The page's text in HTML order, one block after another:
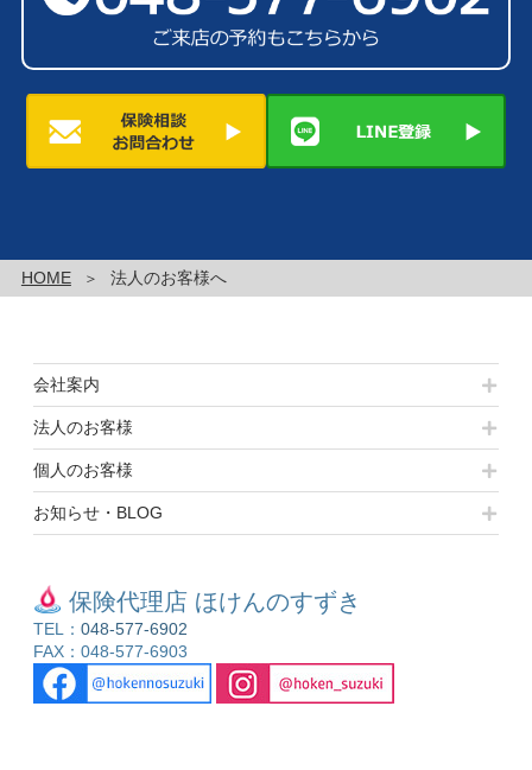
HOME 法人のお客様へ
会社案内
法人のお客様
個人のお客様
お知らせ・BLOG
保険代理店 ほけんのすずき
TEL： 048-577-6902
FAX：048-577-6903